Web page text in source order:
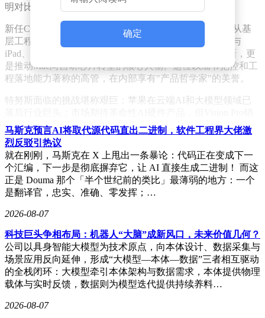
明对比。
新任CEO特努斯拥有机械工程背景，2001年加入苹果后从基
层工程师做起，逐步晋升为硬件工程负责人。他深度参与
iPad、AirPods的研发，主导多代iPhone和Mac的硬件革新，更
是推动Mac向自研芯片转型的核心人物。这位以细节把控和工
程落地能力著称的高管，在内部享有"产品哲学家"的美誉。
特努斯面临的挑战堪称艰巨：苹果在云端AI和大模型领域已
售遇冷、汽车项目终止；中国市场的特殊监管环境要求AI服
务必须深度本地化。这些难题考验着新掌门人的战略智慧与执
行能力。
不过，特努斯手中也握有独特优势：超过25亿台的活跃设备构
成庞大的AI服务载体；自研A系列、M系列芯片提供强大的端
侧算力，最新M5系列已能支持设备端运行先进大语言模型；
对硬件、操作系统和用户数据的全链条控制，使其在隐私保护
此次人事变动标志着苹果AI战略的重大转向：从技术追赶转
向硬件整合与体验重塑。特努斯的核心任务不是参与大模型军
备竞赛，而是确保AI技术深度融入苹果生态，让Siri真正成为
智能助手，让耳机化身健康管家，让智能眼镜成为感知世界的
确定
马斯克预言AI将取代源代码直出二进制，软件工程界大佬激
烈反驳引热议
就在刚刚，马斯克在 X 上甩出一条暴论：代码正在变成下一
个汇编，下一步是彻底摒弃它，让 AI 直接生成二进制！ 而这
正是 Douma 那个「半个世纪前的类比」最薄弱的地方：一个
是翻译官，忠实、准确、零发挥；…
2026-08-07
科技巨头争相布局：机器人“大脑”成新风口，未来价值几何？
公司以具身智能大模型为技术原点，向本体设计、数据采集与
场景应用反向延伸，形成“大模型—本体—数据”三者相互驱动
的全栈闭环：大模型牵引本体架构与数据需求，本体提供物理
载体与实时反馈，数据则为模型迭代提供持续养料…
2026-08-07